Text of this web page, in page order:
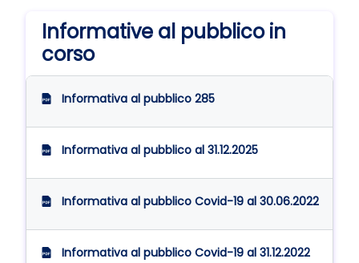
Informative al pubblico in
corso
Informativa al pubblico 285
Informativa al pubblico al 31.12.2025
Informativa al pubblico Covid-19 al 30.06.2022
Informativa al pubblico Covid-19 al 31.12.2022